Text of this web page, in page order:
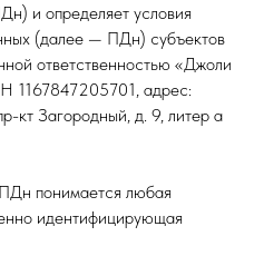
и определяет условия
(далее — ПДн) субъектов
ответственностью «Джоли
адрес:
кт Загородный, д. 9, литер а
понимается любая
идентифицирующая